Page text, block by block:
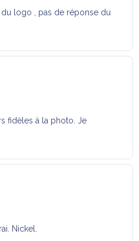
logo , pas de réponse du
fidèles à la photo. Je
Nickel.